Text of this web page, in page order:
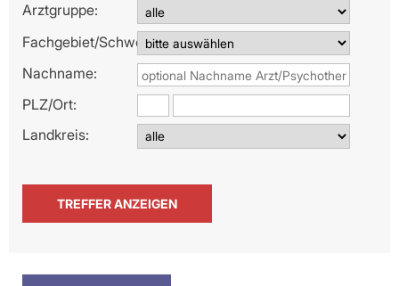
Arztgruppe:
Fachgebiet/Schwerpunkt:
Nachname:
PLZ/Ort:
Landkreis: